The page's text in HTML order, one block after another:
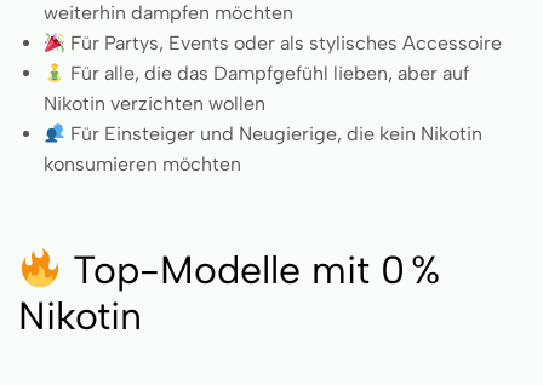
weiterhin dampfen möchten
Für Partys, Events oder als stylisches Accessoire
Für alle, die das Dampfgefühl lieben, aber auf
Nikotin verzichten wollen
Für Einsteiger und Neugierige, die kein Nikotin
konsumieren möchten
Top-Modelle mit 0 %
Nikotin